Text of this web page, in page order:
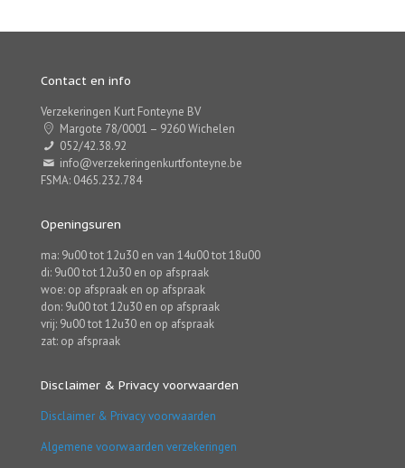
Contact en info
Verzekeringen Kurt Fonteyne BV
Margote 78/0001 – 9260 Wichelen
052/42.38.92
info@verzekeringenkurtfonteyne.be
FSMA: 0465.232.784
Openingsuren
ma: 9u00 tot 12u30 en van 14u00 tot 18u00
di: 9u00 tot 12u30 en op afspraak
woe: op afspraak en op afspraak
don: 9u00 tot 12u30 en op afspraak
vrij: 9u00 tot 12u30 en op afspraak
zat: op afspraak
Disclaimer & Privacy voorwaarden
Disclaimer & Privacy voorwaarden
Algemene voorwaarden verzekeringen